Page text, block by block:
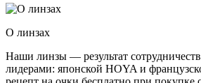
О линзах
Наши линзы — результат
лидерами: японской HOYA и